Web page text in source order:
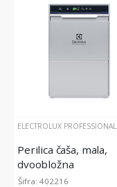
ELECTROLUX PROFESSIONAL
Perilica čaša, mala,
dvoobložna
Šifra: 402216